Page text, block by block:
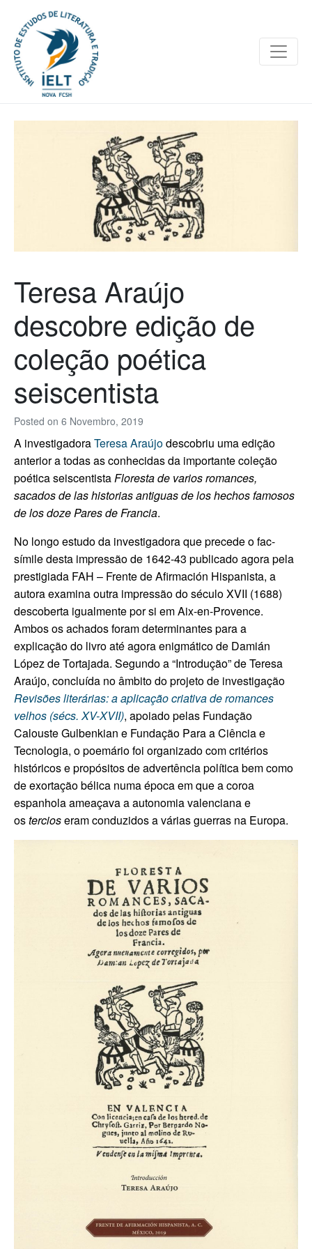
Posted on 6 Novembro, 2019
Teresa Araújo
descobre edição de
coleção poética
seiscentista
A investigadoraTeresa Araújodescobriu uma edição
anterior a todas as conhecidas da importante coleção
poética seiscentistaFloresta de varios romances,
sacados de las historias antiguas de los hechos famosos
de los doze Pares de Francia.
No longo estudo da investigadora que precede o fac-
símile desta impressão de 1642-43 publicado agora pela
prestigiada FAH – Frente de Afirmación Hispanista, a
autora examina outra impressão do século XVII (1688)
descoberta igualmente por si em Aix-en-Provence.
Ambos os achados foram determinantes para a
explicação do livro até agora enigmático de Damián
López de Tortajada. Segundo a “Introdução” de Teresa
Araújo, concluída no âmbito do projeto de investigação
Revisões literárias: a aplicação criativa de romances
velhos (sécs. XV-XVII), apoiado pelas Fundação
Calouste Gulbenkian e Fundação Para a Ciência e
Tecnologia, o poemário foi organizado com critérios
históricos e propósitos de advertência política bem como
de exortação bélica numa época em que a coroa
espanhola ameaçava a autonomia valenciana e
ostercioseram conduzidos a várias guerras na Europa.